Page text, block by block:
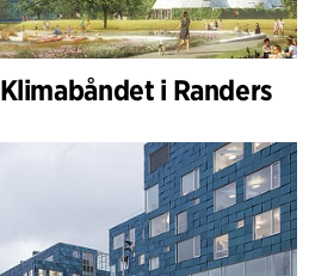
Klimabåndet i Randers